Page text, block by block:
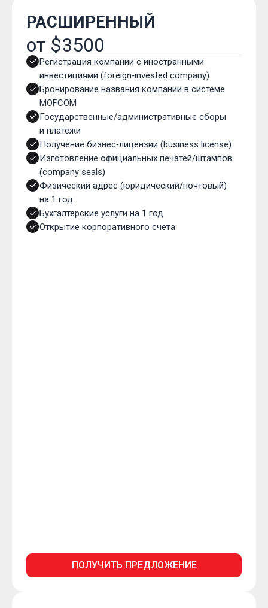
РАСШИРЕННЫЙ
от $3500
Регистрация компании с иностранными
инвестициями (foreign‑invested company)
Бронирование названия компании в системе
MOFCOM
Государственные/административные сборы
и платежи
Получение бизнес‑лицензии (business license)
Изготовление официальных печатей/штампов
(company seals)
Физический адрес (юридический/почтовый)
на 1 год
Бухгалтерские услуги на 1 год
Открытие корпоративного счета
ПОЛУЧИТЬ ПРЕДЛОЖЕНИЕ